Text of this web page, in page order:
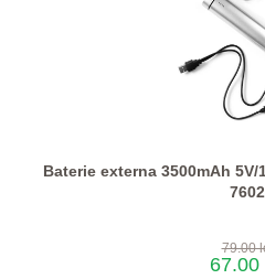
Baterie externa 3500mAh
7602
79.00
67.00